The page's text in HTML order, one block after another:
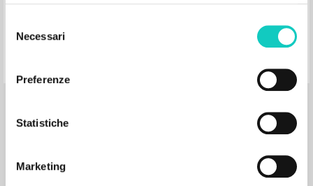
delNecessari
Preferenze
Statistiche
Marketing
testimonianza: Appunti presi nel corso
di conversazioni tenute dall’autore